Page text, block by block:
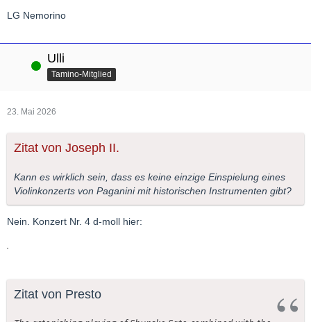
LG Nemorino
Online Ulli
Tamino-Mitglied
23. Mai 2026
Zitat von Joseph II.
Kann es wirklich sein, dass es keine einzige Einspielung eines
Violinkonzerts von Paganini mit historischen Instrumenten gibt?
Nein. Konzert Nr. 4 d-moll hier:
Zitat von Presto